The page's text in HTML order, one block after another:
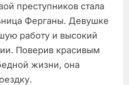
преступников стала
Ферганы. Девушке
работу и высокий
Поверив красивым
жизни, она